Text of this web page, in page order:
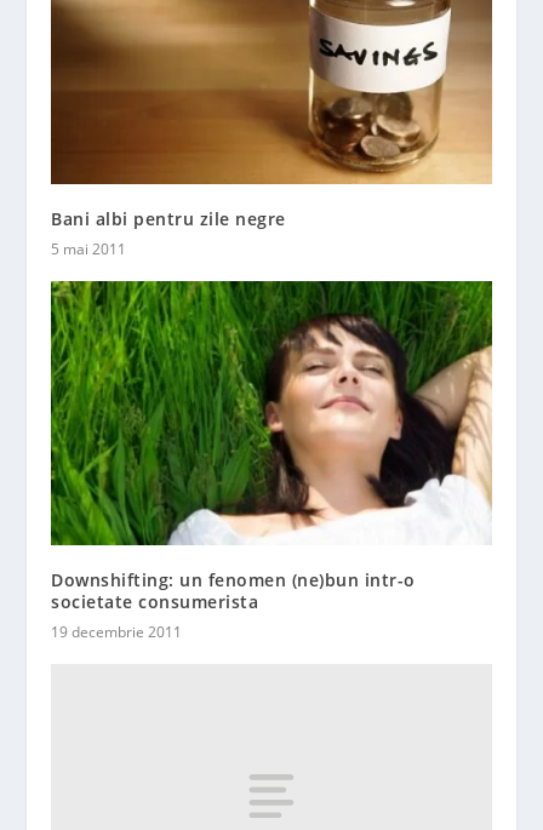
Bani albi pentru zile negre
5 mai 2011
Downshifting: un fenomen (ne)bun intr-o
societate consumerista
19 decembrie 2011